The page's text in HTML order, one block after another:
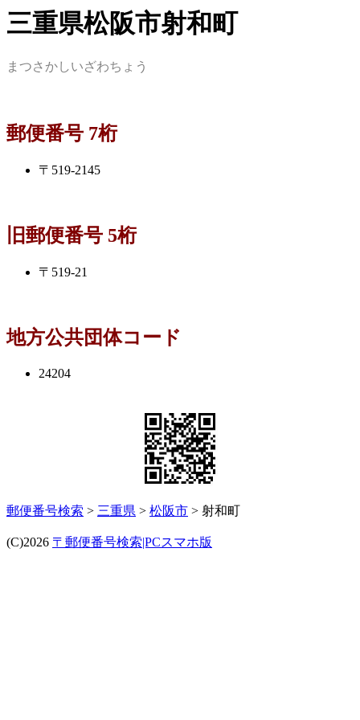
三重県松阪市射和町
まつさかしいざわちょう
郵便番号 7桁
〒519-2145
旧郵便番号 5桁
〒519-21
地方公共団体コード
24204
郵便番号検索 > 三重県 > 松阪市 > 射和町
(C)2026 〒郵便番号検索|PCスマホ版